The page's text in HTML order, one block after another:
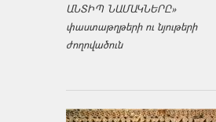
ԱՆՏԻՊ ՆԱՄԱԿՆԵՐԸ»
փաստաթղթերի ու նյութերի
ժողովածուն